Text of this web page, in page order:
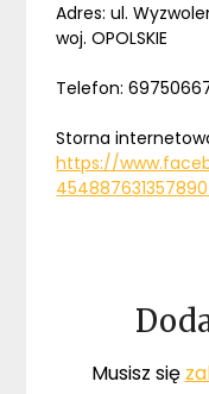
Adres: ul.
woj. OPOLSKIE
Telefon:
Storna
https://
Musisz się